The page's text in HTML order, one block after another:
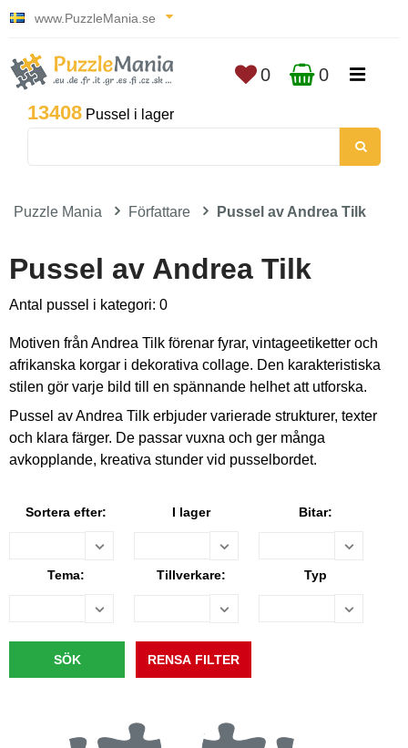
www.PuzzleMania.se
13408 Pussel i lager
0 0
Puzzle Mania Författare Pussel av Andrea Tilk
Pussel av Andrea Tilk
Antal pussel i kategori: 0
Motiven från Andrea Tilk förenar fyrar, vintageetiketter och
afrikanska korgar i dekorativa collage. Den karakteristiska
stilen gör varje bild till en spännande helhet att utforska.
Pussel av Andrea Tilk erbjuder varierade strukturer, texter
och klara färger. De passar vuxna och ger många
avkopplande, kreativa stunder vid pusselbordet.
Sortera efter: I lager Bitar:
Tema: Tillverkare: Typ